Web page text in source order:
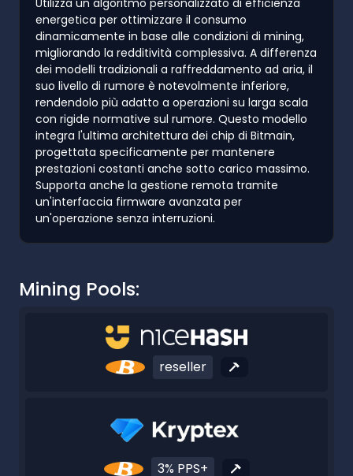
energetica per ottimizzare il consumo
dinamicamente in base alle condizioni di mining,
migliorando la redditività complessiva. A differenza
dei modelli tradizionali a raffreddamento ad aria, il
suo livello di rumore è notevolmente inferiore,
rendendolo più adatto a operazioni su larga scala
con rigide normative sul rumore. Questo modello
integra l'ultima architettura dei chip di Bitmain,
progettata specificamente per mantenere
prestazioni costanti anche sotto carico massimo.
Supporta anche la gestione remota tramite
un'interfaccia firmware avanzata per
un'operazione senza interruzioni.
Mining Pools:
reseller
3% PPS+